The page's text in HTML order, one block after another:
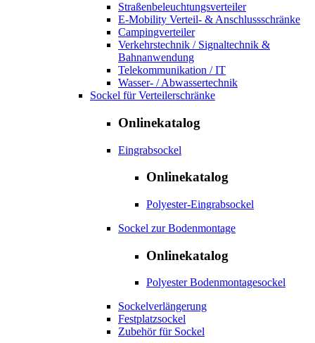
Straßenbeleuchtungsverteiler
E-Mobility Verteil- & Anschlussschränke
Campingverteiler
Verkehrstechnik / Signaltechnik &
Bahnanwendung
Telekommunikation / IT
Wasser- / Abwassertechnik
Sockel für Verteilerschränke
Onlinekatalog
Eingrabsockel
Onlinekatalog
Polyester-Eingrabsockel
Sockel zur Bodenmontage
Onlinekatalog
Polyester Bodenmontagesockel
Sockelverlängerung
Festplatzsockel
Zubehör für Sockel